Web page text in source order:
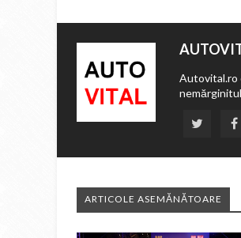
Autovital.ro
ARTICOLE ASEMĂNĂTOARE